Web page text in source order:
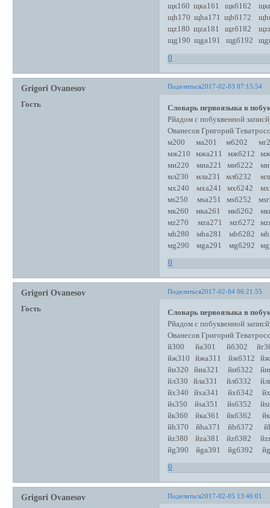
щк160 щка161 щкб162
щh170 щhа171 щhб172
щz180 щzа181 щzб182
щg190 щgа191 щgб192
0
Поделиться2017-02-03 07:15:54
Grigori Ovanesov
Гость
Словарь первоязыка в
Рйадом с побуквенной
Ованесов Григорий
м200 ма201 мб202
мж210 мжа211 мжб212
ми220 миа221 миб222
мл230 мла231 млб232
мх240 мха241 мхб242
мs250 мsа251 мsб252
мк260 мка261 мкб262
мz270 мza271 мzб272
мh280 мhа281 мhб282
мg290 мgа291 мgб292
0
Поделиться2017-02-04 06:21:55
Grigori Ovanesov
Гость
Словарь первоязыка в
Рйадом с побуквенной
Ованесов Григорий
й300 йа301 йб302
йж310 йжа311 йжб312
йи320 йиа321 йиб322
йл330 йла331 йлб332
йх340 йха341 йхб342
йs350 йsа351 йsб352
йк360 йка361 йкб362
йh370 йhа371 йhб372
йz380 йzа381 йzб382
йg390 йgа391 йgб392
0
Поделиться2017-02-05 13:46:01
Grigori Ovanesov